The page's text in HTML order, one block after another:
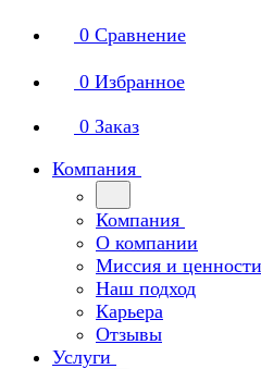
0 Сравнение
0 Избранное
0 Заказ
Компания
Компания
О компании
Миссия и ценности
Наш подход
Карьера
Отзывы
Услуги